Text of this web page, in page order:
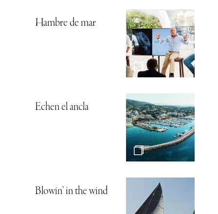
Hambre de mar
Echen el ancla
Blowin’ in the wind